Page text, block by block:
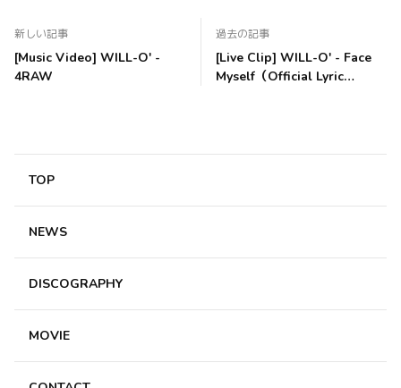
新しい記事
[Music Video] WILL-O' -
4RAW
過去の記事
[Live Clip] WILL-O' - Face
Myself（Official Lyric
TOP
NEWS
DISCOGRAPHY
MOVIE